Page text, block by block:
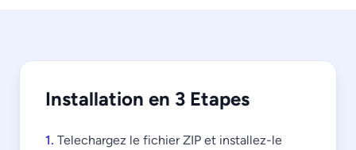
Installation en 3 Etapes
1. Telechargez le fichier ZIP et installez-le